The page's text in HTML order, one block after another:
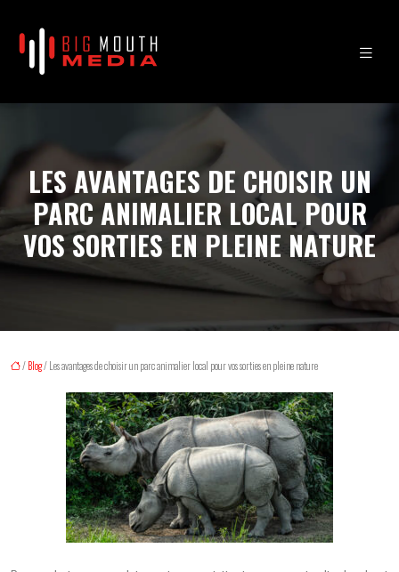
LES AVANTAGES DE CHOISIR UN
PARC ANIMALIER LOCAL POUR
VOS SORTIES EN PLEINE NATURE
/Blog/ Les avantages de choisir un parc animalier local pour vos sorties en pleine nature